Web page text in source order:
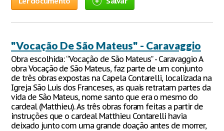
"Vocação De São Mateus" - Caravaggio
Obra escolhida: “Vocação de São Mateus” - Caravaggio A
obra Vocação de São Mateus, faz parte de um conjunto
de três obras expostas na Capela Contarelli, localizada na
Igreja São Luis dos Franceses, as quais retratam partes da
vida de São Mateus, nome santo que era o mesmo do
cardeal (Matthieu). As três obras foram feitas a partir de
instruções que o cardeal Matthieu Contarelli havia
deixado junto com uma grande doação antes de morrer,